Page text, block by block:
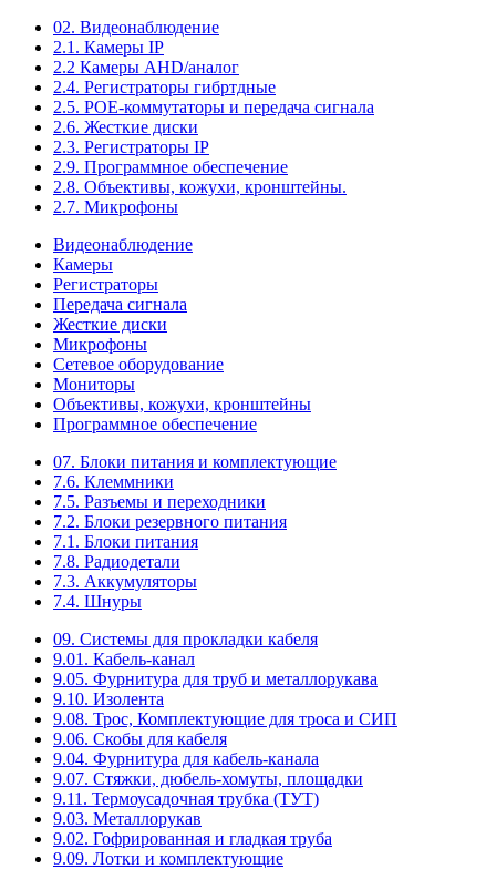
02. Видеонаблюдение
2.1. Камеры IP
2.2 Камеры AHD/аналог
2.4. Регистраторы гибртдные
2.5. РОЕ-коммутаторы и передача сигнала
2.6. Жесткие диски
2.3. Регистраторы IP
2.9. Программное обеспечение
2.8. Объективы, кожухи, кронштейны.
2.7. Микрофоны
Видеонаблюдение
Камеры
Регистраторы
Передача сигнала
Жесткие диски
Микрофоны
Сетевое оборудование
Мониторы
Объективы, кожухи, кронштейны
Программное обеспечение
07. Блоки питания и комплектующие
7.6. Клеммники
7.5. Разъемы и переходники
7.2. Блоки резервного питания
7.1. Блоки питания
7.8. Радиодетали
7.3. Аккумуляторы
7.4. Шнуры
09. Системы для прокладки кабеля
9.01. Кабель-канал
9.05. Фурнитура для труб и металлорукава
9.10. Изолента
9.08. Трос, Комплектующие для троса и СИП
9.06. Скобы для кабеля
9.04. Фурнитура для кабель-канала
9.07. Стяжки, дюбель-хомуты, площадки
9.11. Термоусадочная трубка (ТУТ)
9.03. Металлорукав
9.02. Гофрированная и гладкая труба
9.09. Лотки и комплектующие